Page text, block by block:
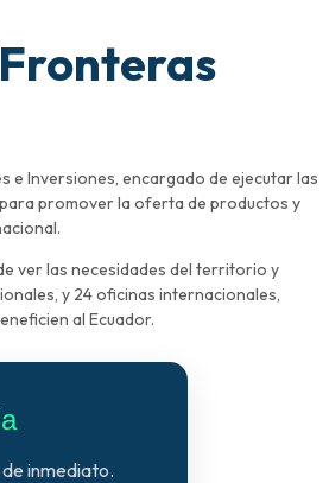
e Inversiones, encargado de ejecutar las
promover la oferta de productos y
ver las necesidades del territorio y
y 24 oficinas internacionales,
al Ecuador.
inmediato.